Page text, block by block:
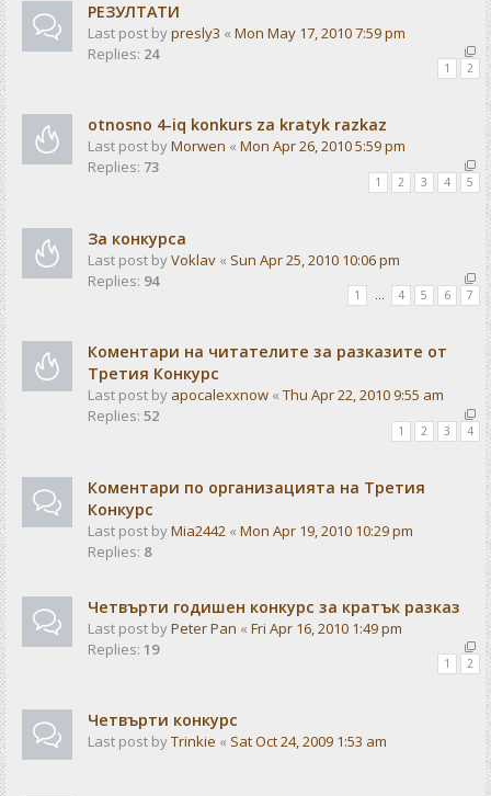
РЕЗУЛТАТИ
Last post bypresly3 « Mon May 17, 2010 7:59 pm
Replies: 24
1 2
otnosno 4-iq konkurs za kratyk razkaz
Last post byMorwen « Mon Apr 26, 2010 5:59 pm
Replies: 73
1 2 3 4 5
За конкурса
Last post byVoklav « Sun Apr 25, 2010 10:06 pm
Replies: 94
1 … 4 5 6 7
Коментари на читателите за разказите от
Третия Конкурс
Last post by apocalexxnow « Thu Apr 22, 2010 9:55 am
Replies: 52
1 2 3 4
Коментари по организацията на Третия
Конкурс
Last post byMia2442 « Mon Apr 19, 2010 10:29 pm
Replies: 8
Четвърти годишен конкурс за кратък разказ
Last post byPeter Pan « Fri Apr 16, 2010 1:49 pm
Replies: 19
1 2
Чeтвърти конкурс
Last post byTrinkie « Sat Oct 24, 2009 1:53 am